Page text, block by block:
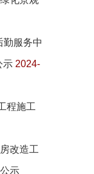
勤服务中
示 2024-
程施工
改造工
示